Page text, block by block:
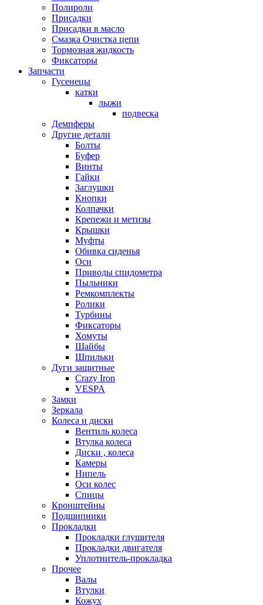
Полироли
Присадки
Присадки в масло
Смазка Очистка цепи
Тормозная жидкость
Фиксаторы
Запчасти
Гусенецы
катки
лыжи
подвеска
Демпферы
Другие детали
Болты
Буфер
Винты
Гайки
Заглушки
Кнопки
Колпачки
Крепежи и метизы
Крышки
Муфты
Обивка сиденья
Оси
Приводы спидометра
Пыльники
Ремкомплекты
Ролики
Турбины
Фиксаторы
Хомуты
Шайбы
Шпильки
Дуги защитные
Crazy Iron
VESPA
Замки
Зеркала
Колеса и диски
Вентиль колеса
Втулка колеса
Диски , колеса
Камеры
Нипель
Оси колес
Спицы
Кронштейны
Подшипники
Прокладки
Прокладки глушителя
Прокладки двигателя
Уплотнитель-прокладка
Прочее
Валы
Втулки
Кожух